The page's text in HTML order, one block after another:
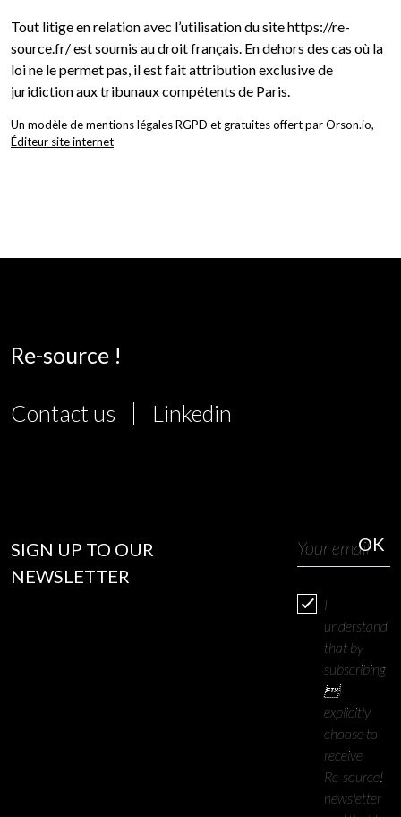
Tout litige en relation avec l’utilisation du site https://re-
source.fr/ est soumis au droit français. En dehors des cas où la
loi ne le permet pas, il est fait attribution exclusive de
juridiction aux tribunaux compétents de Paris.
Un modèle de mentions légales RGPD et gratuites offert par Orson.io,
Éditeur site internet
Re-source !
Contact us Linkedin
SIGN UP TO OUR
NEWSLETTER
I
understand
that by
subscribing
I
explicitly
choose to
receive
Re-source!
newsletter